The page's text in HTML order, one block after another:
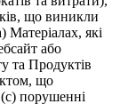
що виникли
Матеріалах, які
або
та Продуктів
що
порушенні